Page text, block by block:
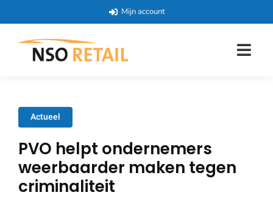
Mijn account
Actueel
PVO helpt ondernemers
weerbaarder maken tegen
criminaliteit